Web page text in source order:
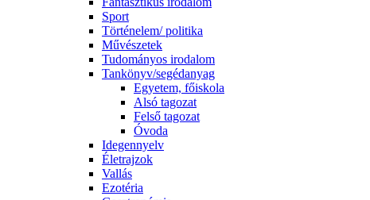
Sport
Történelem/ politika
Művészetek
Tudományos irodalom
Tankönyv/segédanyag
Egyetem, főiskola
Alsó tagozat
Felső tagozat
Óvoda
Idegennyelv
Életrajzok
Vallás
Ezotéria